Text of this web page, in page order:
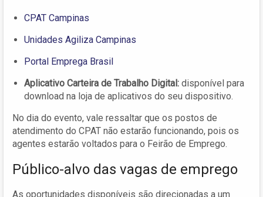
CPAT Campinas
Unidades Agiliza Campinas
Portal Emprega Brasil
Aplicativo Carteira de Trabalho Digital: disponível para
download na loja de aplicativos do seu dispositivo.
No dia do evento, vale ressaltar que os postos de
atendimento do CPAT não estarão funcionando, pois os
agentes estarão voltados para o Feirão de Emprego.
Público-alvo das vagas de emprego
As oportunidades disponíveis são direcionadas a um